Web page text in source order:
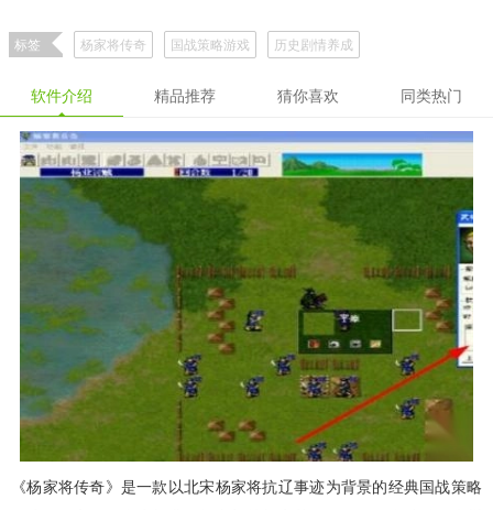
标签 杨家将传奇 国战策略游戏
历史剧情养成
传奇历史题材手游下载大全
经典杨家将传奇专区推荐
软件介绍 精品推荐 猜你喜欢 同类热门
《杨家将传奇》是一款以北宋杨家将抗辽事迹为背景的经典国战策略